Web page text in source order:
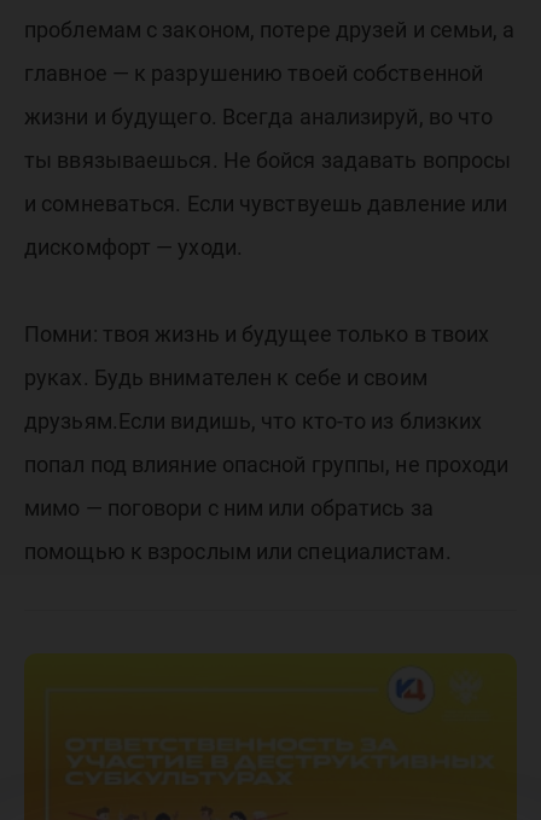
проблемам с законом, потере друзей и семьи, а
главное — к разрушению твоей собственной
жизни и будущего. Всегда анализируй, во что
ты ввязываешься. Не бойся задавать вопросы
и сомневаться. Если чувствуешь давление или
дискомфорт — уходи.
Помни: твоя жизнь и будущее только в твоих
руках. Будь внимателен к себе и своим
друзьям.Если видишь, что кто-то из близких
попал под влияние опасной группы, не проходи
мимо — поговори с ним или обратись за
помощью к взрослым или специалистам.